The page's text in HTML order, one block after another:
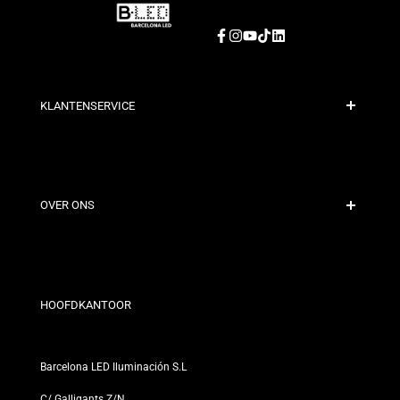
Facebook
Instagram
YouTube
TikTokLinkedIn
KLANTENSERVICE
Contact
OVER ONS
Onze Winkels
HOOFDKANTOOR
Barcelona LED Iluminación S.L